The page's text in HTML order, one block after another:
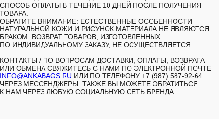
СПОСОБ ОПЛАТЫ В ТЕЧЕНИЕ 10 ДНЕЙ ПОСЛЕ ПОЛУЧЕНИЯ
ТОВАРА.
ОБРАТИТЕ ВНИМАНИЕ: ЕСТЕСТВЕННЫЕ ОСОБЕННОСТИ
НАТУРАЛЬНОЙ КОЖИ И РИСУНОК МАТЕРИАЛА НЕ ЯВЛЯЮТСЯ
БРАКОМ. ВОЗВРАТ ТОВАРОВ, ИЗГОТОВЛЕННЫХ
ПО ИНДИВИДУАЛЬНОМУ ЗАКАЗУ, НЕ ОСУЩЕСТВЛЯЕТСЯ.
КОНТАКТЫ / ПО ВОПРОСАМ ДОСТАВКИ, ОПЛАТЫ, ВОЗВРАТА
ИЛИ ОБМЕНА СВЯЖИТЕСЬ С НАМИ ПО ЭЛЕКТРОННОЙ ПОЧТЕ
INFO@ANKABAGS.RU ИЛИ ПО ТЕЛЕФОНУ +7 (987) 587-92-64
ЧЕРЕЗ МЕССЕНДЖЕРЫ. ТАКЖЕ ВЫ МОЖЕТЕ ОБРАТИТЬСЯ
К НАМ ЧЕРЕЗ ЛЮБУЮ СОЦИАЛЬНУЮ СЕТЬ БРЕНДА.